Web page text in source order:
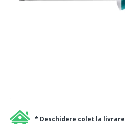
* Deschidere colet la livrare